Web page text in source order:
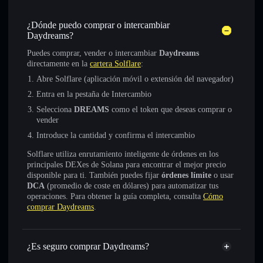
¿Dónde puedo comprar o intercambiar
Daydreams?
Puedes comprar, vender o intercambiar Daydreams
directamente en la cartera Solflare:
Abre Solflare (aplicación móvil o extensión del navegador)
Entra en la pestaña de Intercambio
Selecciona DREAMS como el token que deseas comprar o
vender
Introduce la cantidad y confirma el intercambio
Solflare utiliza enrutamiento inteligente de órdenes en los
principales DEXes de Solana para encontrar el mejor precio
disponible para ti. También puedes fijar órdenes límite o usar
DCA (promedio de coste en dólares) para automatizar tus
operaciones. Para obtener la guía completa, consulta Cómo
comprar Daydreams.
¿Es seguro comprar Daydreams?